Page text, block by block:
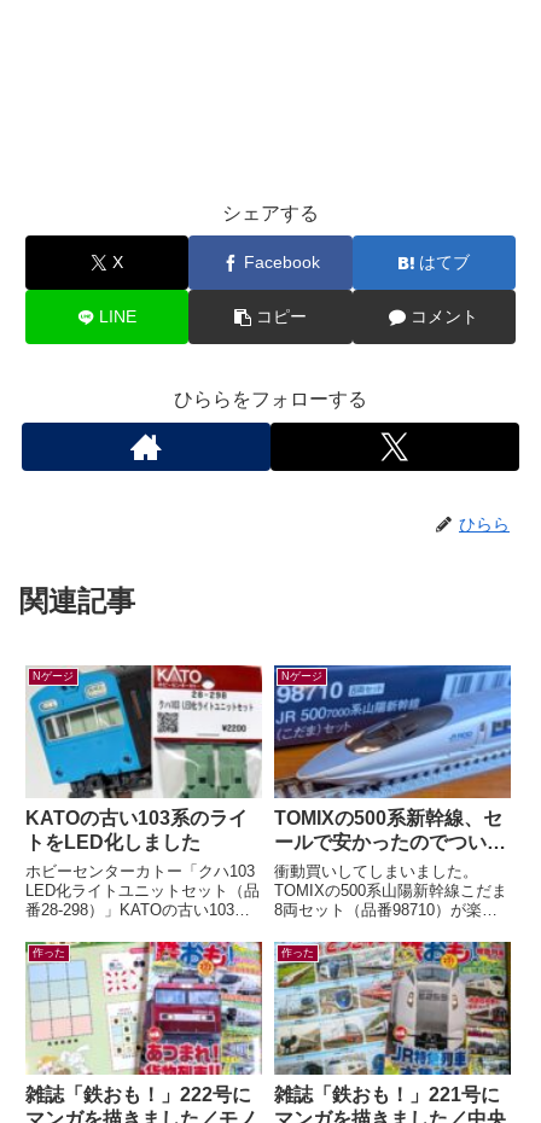
シェアする
X Facebook はてブ
LINE コピー コメント
ひららをフォローする
ひらら
関連記事
Nゲージ
KATOの古い103系のライ
トをLED化しました
ホビーセンターカトー「クハ103
LED化ライトユニットセット（品
番28-298）」KATOの古い103系
2026年5月末に発売...
Nゲージ
TOMIXの500系新幹線、セ
ールで安かったのでつい…
衝動買いしてしまいました。
TOMIXの500系山陽新幹線こだま
8両セット（品番98710）が楽天
うぞ買うぞと思っていたのに「今
は...
作った
雑誌「鉄おも！」222号に
マンガを描きました／モノ
作った
雑誌「鉄おも！」221号に
マンガを描きました／中央